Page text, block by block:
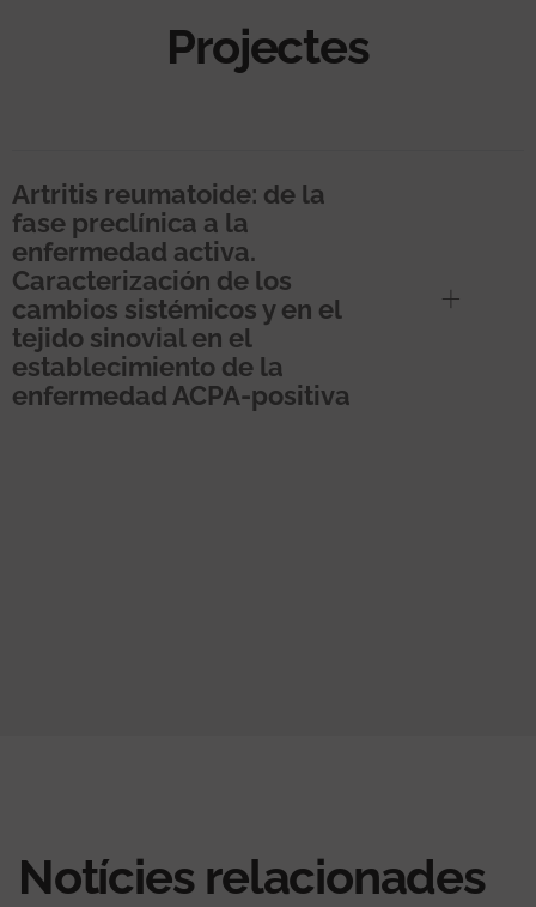
Projectes
Artritis reumatoide: de la
fase preclínica a la
enfermedad activa.
Caracterización de los
cambios sistémicos y en el
tejido sinovial en el
establecimiento de la
enfermedad ACPA-positiva
Notícies relacionades